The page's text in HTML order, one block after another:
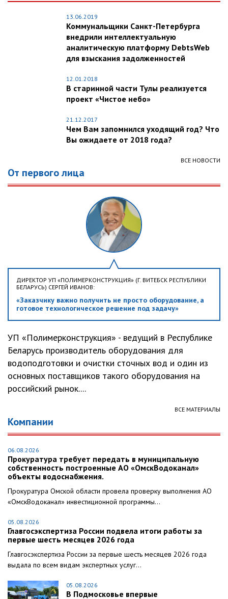
13.06.2019
Коммунальщики Санкт-Петербурга
внедрили интеллектуальную
аналитическую платформу DebtsWeb
для взыскания задолженностей
12.01.2018
В старинной части Тулы реализуется
проект «Чистое небо»
21.12.2017
Чем Вам запомнился уходящий год? Что
Вы ожидаете от 2018 года?
ВСЕ НОВОСТИ
От первого лица
ДИРЕКТОР УП «ПОЛИМЕРКОНСТРУКЦИЯ» (Г. ВИТЕБСК РЕСПУБЛИКИ
БЕЛАРУСЬ) СЕРГЕЙ ИВАНОВ:
«Заказчику важно получить не просто оборудование, а
готовое технологическое решение под задачу»
УП «Полимерконструкция» - ведущий в Республике
Беларусь производитель оборудования для
водоподготовки и очистки сточных вод и один из
основных поставщиков такого оборудования на
российский рынок....
ВСЕ МАТЕРИАЛЫ
Компании
06.08.2026
Прокуратура требует передать в муниципальную
собственность построенные АО «ОмскВодоканал»
объекты водоснабжения.
Прокуратура Омской области провела проверку выполнения АО
«ОмскВодоканал» инвестиционной программы...
05.08.2026
Главгосэкспертиза России подвела итоги работы за
первые шесть месяцев 2026 года
Главгосэкспертиза России за первые шесть месяцев 2026 года
выдала по всем видам экспертных услуг...
05.08.2026
В Подмосковье впервые